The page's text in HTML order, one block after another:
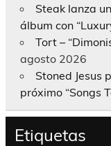
Steak lanza
álbum con
Tort –
agosto 2026
Stoned Jesus
próximo “Songs
Etiquetas